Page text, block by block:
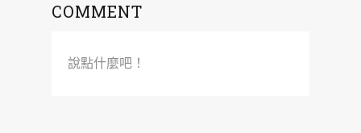
COMMENT
說點什麼吧！